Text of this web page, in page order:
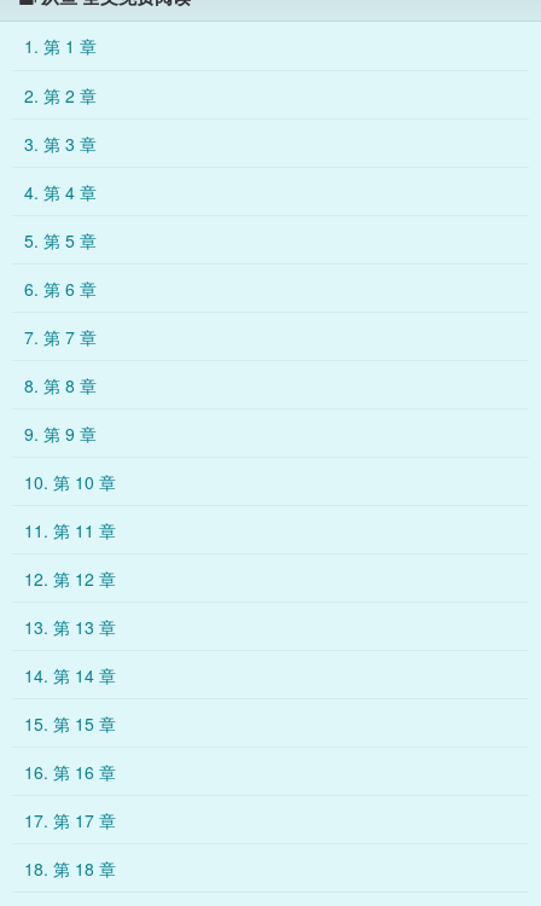
1. 第 1 章
2. 第 2 章
3. 第 3 章
4. 第 4 章
5. 第 5 章
6. 第 6 章
7. 第 7 章
8. 第 8 章
9. 第 9 章
10. 第 10 章
11. 第 11 章
12. 第 12 章
13. 第 13 章
14. 第 14 章
15. 第 15 章
16. 第 16 章
17. 第 17 章
18. 第 18 章